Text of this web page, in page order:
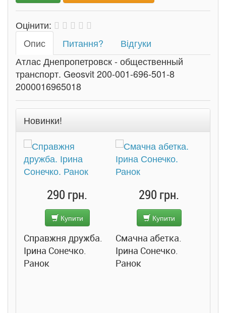
Оцінити:
Oпис
Питання?
Відгуки
Атлас Днепропетровск - общественный
транспорт. Geosvit 200-001-696-501-8
2000016965018
Новинки!
290 грн.
Купити
Справжня дружба.
Ірина Сонечко.
Ранок
290 грн.
Купити
Смачна абетка.
Ірина Сонечко.
Ранок